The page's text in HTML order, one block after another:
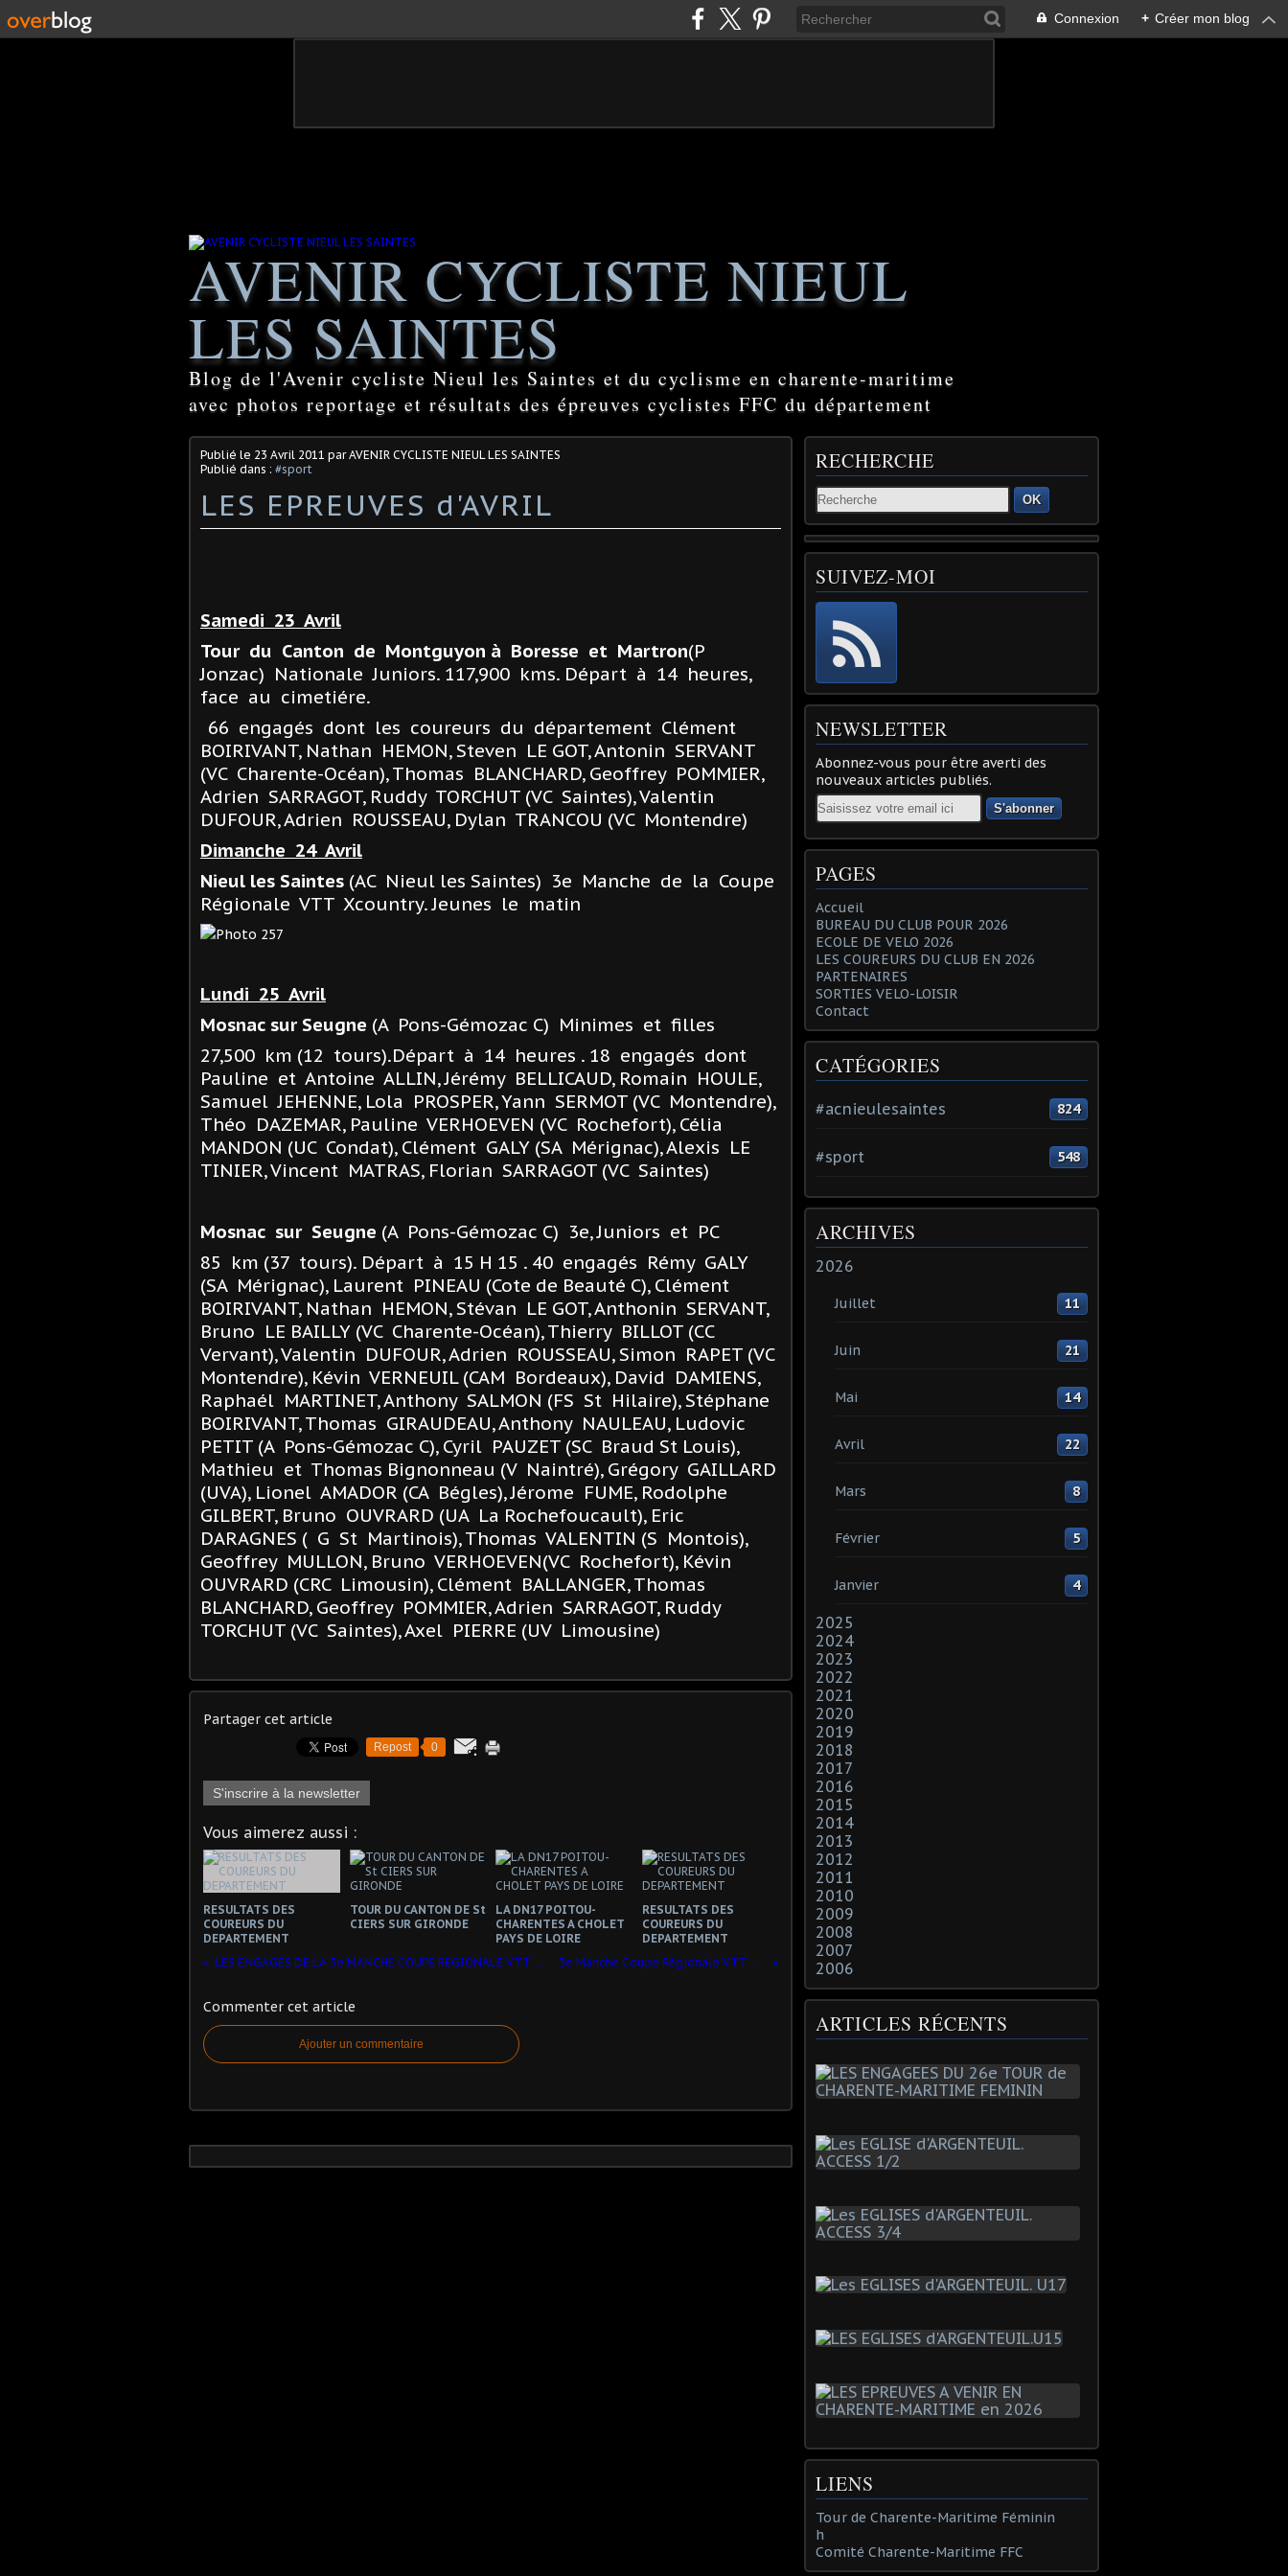
Connexion + Créer mon blog
AVENIR CYCLISTE NIEUL
LES SAINTES
Blog de l'Avenir cycliste Nieul les Saintes et du cyclisme en charente-maritime
avec photos reportage et résultats des épreuves cyclistes FFC du département
Publié le 23 Avril 2011 par AVENIR CYCLISTE NIEUL LES SAINTES
Publié dans : #sport
LES EPREUVES d'AVRIL
Samedi 23 Avril
Tour du Canton de Montguyon à Boresse et Martron(P
Jonzac) Nationale Juniors. 117,900 kms. Départ à 14 heures,
face au cimetiére.
66 engagés dont les coureurs du département Clément
BOIRIVANT, Nathan HEMON, Steven LE GOT, Antonin SERVANT
(VC Charente-Océan), Thomas BLANCHARD, Geoffrey POMMIER,
Adrien SARRAGOT, Ruddy TORCHUT (VC Saintes), Valentin
DUFOUR, Adrien ROUSSEAU, Dylan TRANCOU (VC Montendre)
Dimanche 24 Avril
Nieul les Saintes (AC Nieul les Saintes) 3e Manche de la Coupe
Régionale VTT Xcountry. Jeunes le matin
Lundi 25 Avril
Mosnac sur Seugne (A Pons-Gémozac C) Minimes et filles
27,500 km (12 tours).Départ à 14 heures . 18 engagés dont
Pauline et Antoine ALLIN, Jérémy BELLICAUD, Romain HOULE,
Samuel JEHENNE, Lola PROSPER, Yann SERMOT (VC Montendre),
Théo DAZEMAR, Pauline VERHOEVEN (VC Rochefort), Célia
MANDON (UC Condat), Clément GALY (SA Mérignac), Alexis LE
TINIER, Vincent MATRAS, Florian SARRAGOT (VC Saintes)
Mosnac sur Seugne (A Pons-Gémozac C) 3e, Juniors et PC
85 km (37 tours). Départ à 15 H 15 . 40 engagés Rémy GALY
(SA Mérignac), Laurent PINEAU (Cote de Beauté C), Clément
BOIRIVANT, Nathan HEMON, Stévan LE GOT, Anthonin SERVANT,
Bruno LE BAILLY (VC Charente-Océan), Thierry BILLOT (CC
Vervant), Valentin DUFOUR, Adrien ROUSSEAU, Simon RAPET (VC
Montendre), Kévin VERNEUIL (CAM Bordeaux), David DAMIENS,
Raphaél MARTINET, Anthony SALMON (FS St Hilaire), Stéphane
BOIRIVANT, Thomas GIRAUDEAU, Anthony NAULEAU, Ludovic
PETIT (A Pons-Gémozac C), Cyril PAUZET (SC Braud St Louis),
Mathieu et Thomas Bignonneau (V Naintré), Grégory GAILLARD
(UVA), Lionel AMADOR (CA Bégles), Jérome FUME, Rodolphe
GILBERT, Bruno OUVRARD (UA La Rochefoucault), Eric
DARAGNES ( G St Martinois), Thomas VALENTIN (S Montois),
Geoffrey MULLON, Bruno VERHOEVEN(VC Rochefort), Kévin
OUVRARD (CRC Limousin), Clément BALLANGER, Thomas
BLANCHARD, Geoffrey POMMIER, Adrien SARRAGOT, Ruddy
TORCHUT (VC Saintes), Axel PIERRE (UV Limousine)
Partager cet article
Repost 0
S'inscrire à la newsletter
Vous aimerez aussi :
RESULTATS DES
COUREURS DU
DEPARTEMENT
TOUR DU CANTON DE St
CIERS SUR GIRONDE
LA DN17 POITOU-
CHARENTES A CHOLET
PAYS DE LOIRE
RESULTATS DES
COUREURS DU
DEPARTEMENT
LES ENGAGES DE LA 3e MANCHE COUPE REGIONALE VTT 24 AVRIL A NIEUL LES SAINTES
3e Manche Coupe Régionale VTT à NIEUL les SAINTES
Commenter cet article
Ajouter un commentaire
RECHERCHE
OK
SUIVEZ-MOI
NEWSLETTER
Abonnez-vous pour être averti des
nouveaux articles publiés.
Email
PAGES
Accueil
BUREAU DU CLUB POUR 2026
ECOLE DE VELO 2026
LES COUREURS DU CLUB EN 2026
PARTENAIRES
SORTIES VELO-LOISIR
Contact
CATÉGORIES
#acnieulesaintes 824
#sport 548
ARCHIVES
2026
Juillet 11
Juin 21
Mai 14
Avril 22
Mars 8
Février 5
Janvier 4
2025
2024
2023
2022
2021
2020
2019
2018
2017
2016
2015
2014
2013
2012
2011
2010
2009
2008
2007
2006
ARTICLES RÉCENTS
LIENS
Tour de Charente-Maritime Féminin
h
Comité Charente-Maritime FFC